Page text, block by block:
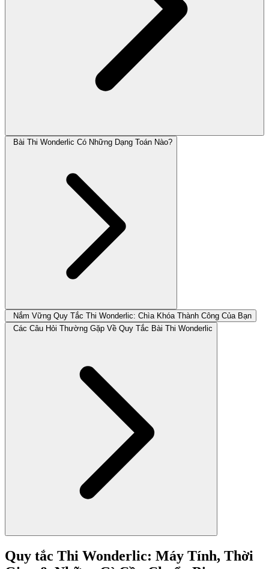
Bài Thi Wonderlic Có Những Dạng Toán Nào?
Nắm Vững Quy Tắc Thi Wonderlic: Chìa Khóa Thành Công Của Bạn
Các Câu Hỏi Thường Gặp Về Quy Tắc Bài Thi Wonderlic
Quy tắc Thi Wonderlic: Máy Tính, Thời